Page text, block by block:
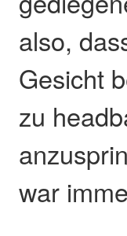
also,
Gesicht
zu
war